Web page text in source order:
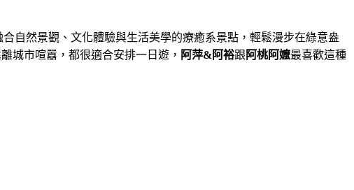
合自然景觀、文化體驗與生活美學的療癒系景點，輕鬆漫步在綠意盎
城市喧囂，都很適合安排一日遊， 阿萍&阿裕跟 阿桃阿嬤最喜歡這種